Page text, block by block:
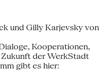
und Gilly Karjevsky von
Kooperationen,
Zukunft der WerkStadt
gibt es hier: